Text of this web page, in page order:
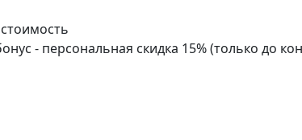
- персональная скидка 15% (только до